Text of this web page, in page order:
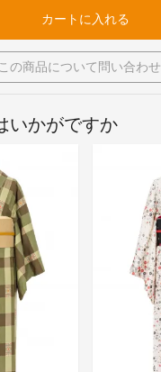
カートに入れる
この商品について問い合わ
いかがですか